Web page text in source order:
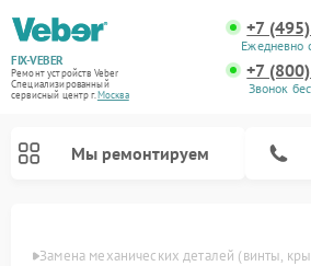
FIX-VEBER
Ремонт устройств Veber
Специализированный
cервисный центр г.Москва
+7
Ежедневно
+7
Звонок
Мы ремонтируем
Замена механических деталей (винты,